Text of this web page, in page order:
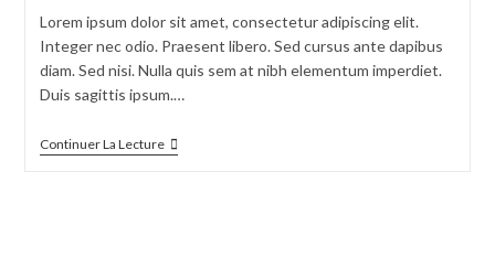
publication :
Lorem ipsum dolor sit amet, consectetur adipiscing elit.
Integer nec odio. Praesent libero. Sed cursus ante dapibus
diam. Sed nisi. Nulla quis sem at nibh elementum imperdiet.
Duis sagittis ipsum.…
Continuer La LectureNeque
Adipiscing